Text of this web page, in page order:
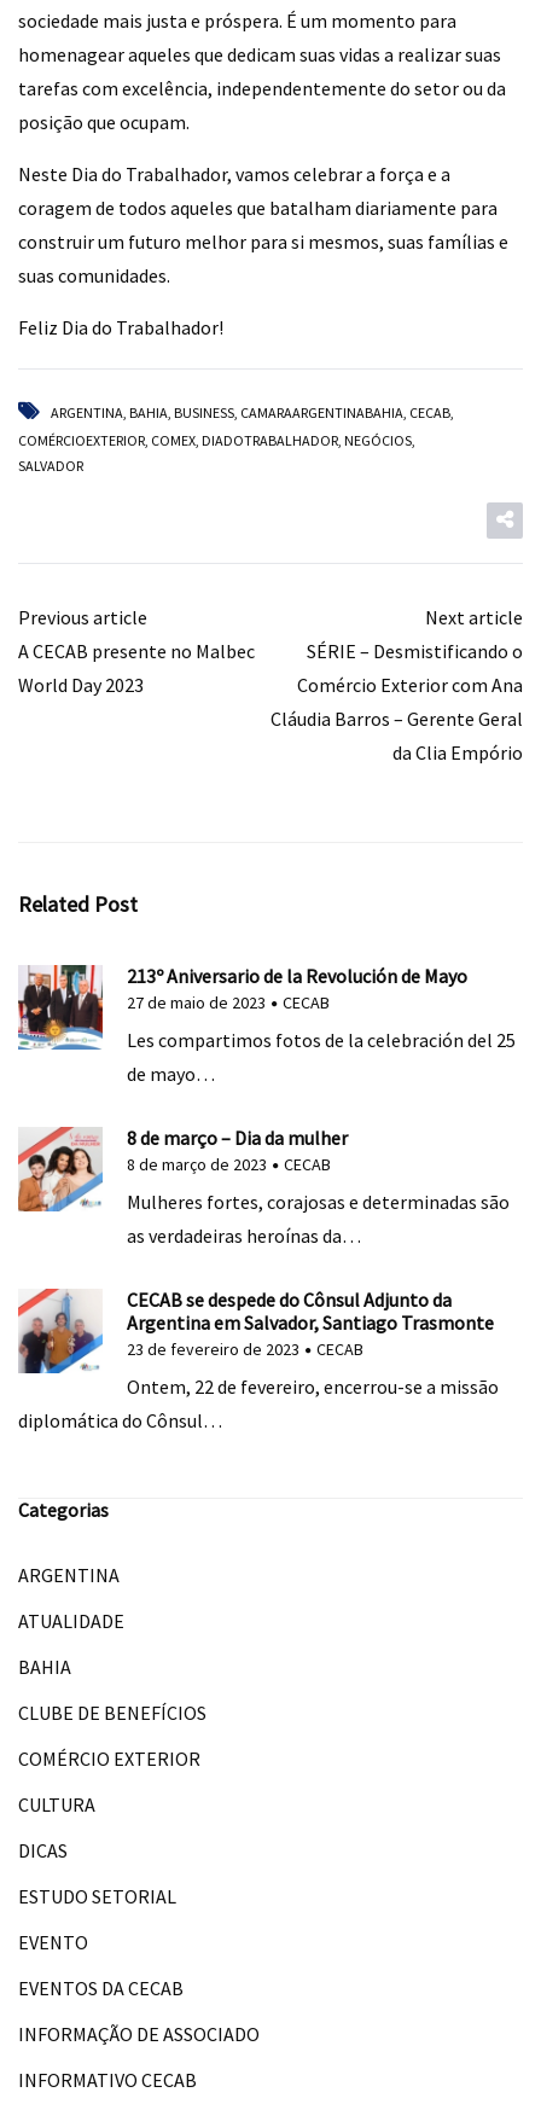
sociedade mais justa e próspera. É um momento para
homenagear aqueles que dedicam suas vidas a realizar suas
tarefas com excelência, independentemente do setor ou da
posição que ocupam.
Neste Dia do Trabalhador, vamos celebrar a força e a
coragem de todos aqueles que batalham diariamente para
construir um futuro melhor para si mesmos, suas famílias e
suas comunidades.
Feliz Dia do Trabalhador!
ARGENTINA, BAHIA, BUSINESS, CAMARAARGENTINABAHIA, CECAB,
COMÉRCIOEXTERIOR, COMEX, DIADOTRABALHADOR, NEGÓCIOS,
SALVADOR
Previous article
A CECAB presente no Malbec
World Day 2023
Next article
SÉRIE – Desmistificando o
Comércio Exterior com Ana
Cláudia Barros – Gerente Geral
da Clia Empório
Related Post
213º Aniversario de la Revolución de Mayo
27 de maio de 2023 CECAB
Les compartimos fotos de la celebración del 25
de mayo…
8 de março – Dia da mulher
8 de março de 2023 CECAB
Mulheres fortes, corajosas e determinadas são
as verdadeiras heroínas da…
CECAB se despede do Cônsul Adjunto da
Argentina em Salvador, Santiago Trasmonte
23 de fevereiro de 2023 CECAB
Ontem, 22 de fevereiro, encerrou-se a missão
diplomática do Cônsul…
Categorias
ARGENTINA
ATUALIDADE
BAHIA
CLUBE DE BENEFÍCIOS
COMÉRCIO EXTERIOR
CULTURA
DICAS
ESTUDO SETORIAL
EVENTO
EVENTOS DA CECAB
INFORMAÇÃO DE ASSOCIADO
INFORMATIVO CECAB